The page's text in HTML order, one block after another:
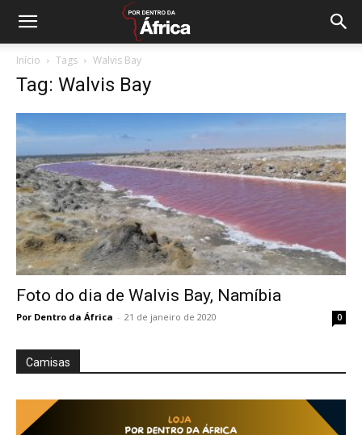
Início Tags Walvis Bay
Tag: Walvis Bay
Foto do dia de Walvis Bay, Namíbia
Por Dentro da África - 21 de janeiro de 2020 0
Camisas